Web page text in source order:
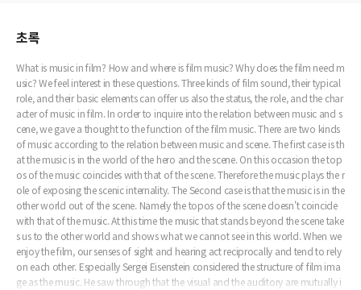
초록
What is music in film? How and where is film music? Why does the film need m
usic? We feel interest in these questions. Three kinds of film sound, their typical
role, and their basic elements can offer us also the status, the role, and the char
acter of music in film. In order to inquire into the relation between music and s
cene, we gave a thought to the function of the film music. There are two kinds
of music according to the relation between music and scene. The first case is th
at the music is in the world of the hero and the scene. On this occasion the top
os of the music coincides with that of the scene. Therefore the music plays the r
ole of exposing the scenic internality. The Second case is that the music is in the
other world out of the scene. Namely the topos of the scene doesn't coincide
with that of the music. At this time the music that stands beyond the scene take
s us to the other world and shows what we cannot see in this world. When we
enjoy the film, our senses of sight and hearing act reciprocally and tend to rely
on each other. Especially Sergei Eisenstein considered the structure of film ima
ge as the music. He saw through that the visual and the auditory are mutually i